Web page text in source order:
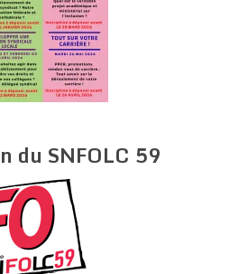
du SNFOLC 59